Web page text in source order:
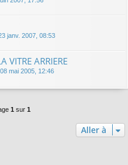
janv. 2007, 08:53
VITRE ARRIERE
08 mai 2005, 12:46
1 sur 1
Aller à